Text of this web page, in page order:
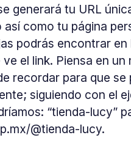
generará tu URL
así como tu página
podrás encontrar en
el link. Piensa en un
recordar para que se
siguiendo con el
“tienda-lucy”
@tienda-lucy.